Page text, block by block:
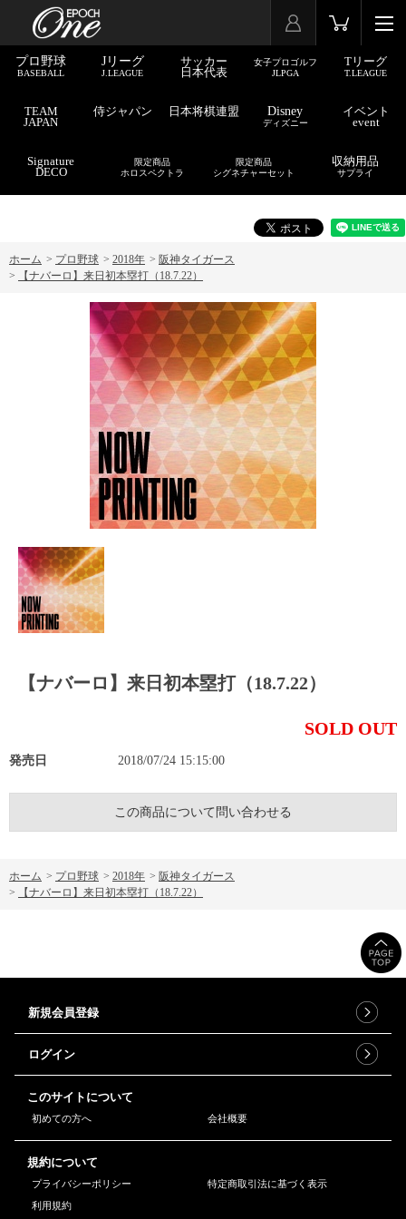
プロ野球
BASEBALL
Jリーグ
J.LEAGUE
サッカー
日本代表
女子プロゴルフ
JLPGA
Tリーグ
T.LEAGUE
TEAM
JAPAN
侍ジャパン 日本将棋連盟 Disney
ディズニー
イベント
event
Signature
DECO
限定商品
ホロスペクトラ
限定商品
シグネチャーセット
収納用品
サプライ
ホーム > プロ野球 > 2018年 > 阪神タイガース
>
【ナバーロ】来日初本塁打（18.7.22）
【ナバーロ】来日初本塁打（18.7.22）
SOLD OUT
発売日 2018/07/24 15:15:00
この商品について問い合わせる
ホーム > プロ野球 > 2018年 > 阪神タイガース
>
【ナバーロ】来日初本塁打（18.7.22）
新規会員登録
ログイン
このサイトについて
初めての方へ 会社概要
規約について
プライバシーポリシー
特定商取引法に基づく表示
利用規約